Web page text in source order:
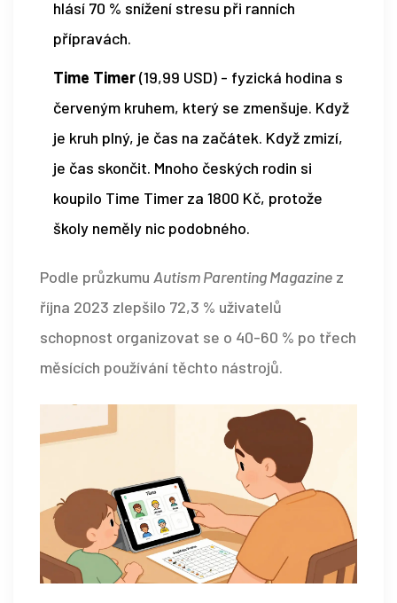
hlásí 70 % snížení stresu při ranních
přípravách.
Time Timer(19,99 USD) - fyzická hodina s
červeným kruhem, který se zmenšuje. Když
je kruh plný, je čas na začátek. Když zmizí,
je čas skončit. Mnoho českých rodin si
koupilo Time Timer za 1800 Kč, protože
školy neměly nic podobného.
Podle průzkumu Autism Parenting Magazine z
října 2023 zlepšilo 72,3 % uživatelů
schopnost organizovat se o 40-60 % po třech
měsících používání těchto nástrojů.